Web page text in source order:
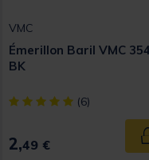
VMC
Émerillon Baril VMC
BK
[object Object] out of 5
(6)
2,49 €